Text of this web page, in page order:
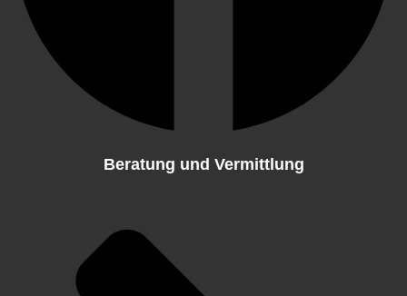
Beratung und Vermittlung